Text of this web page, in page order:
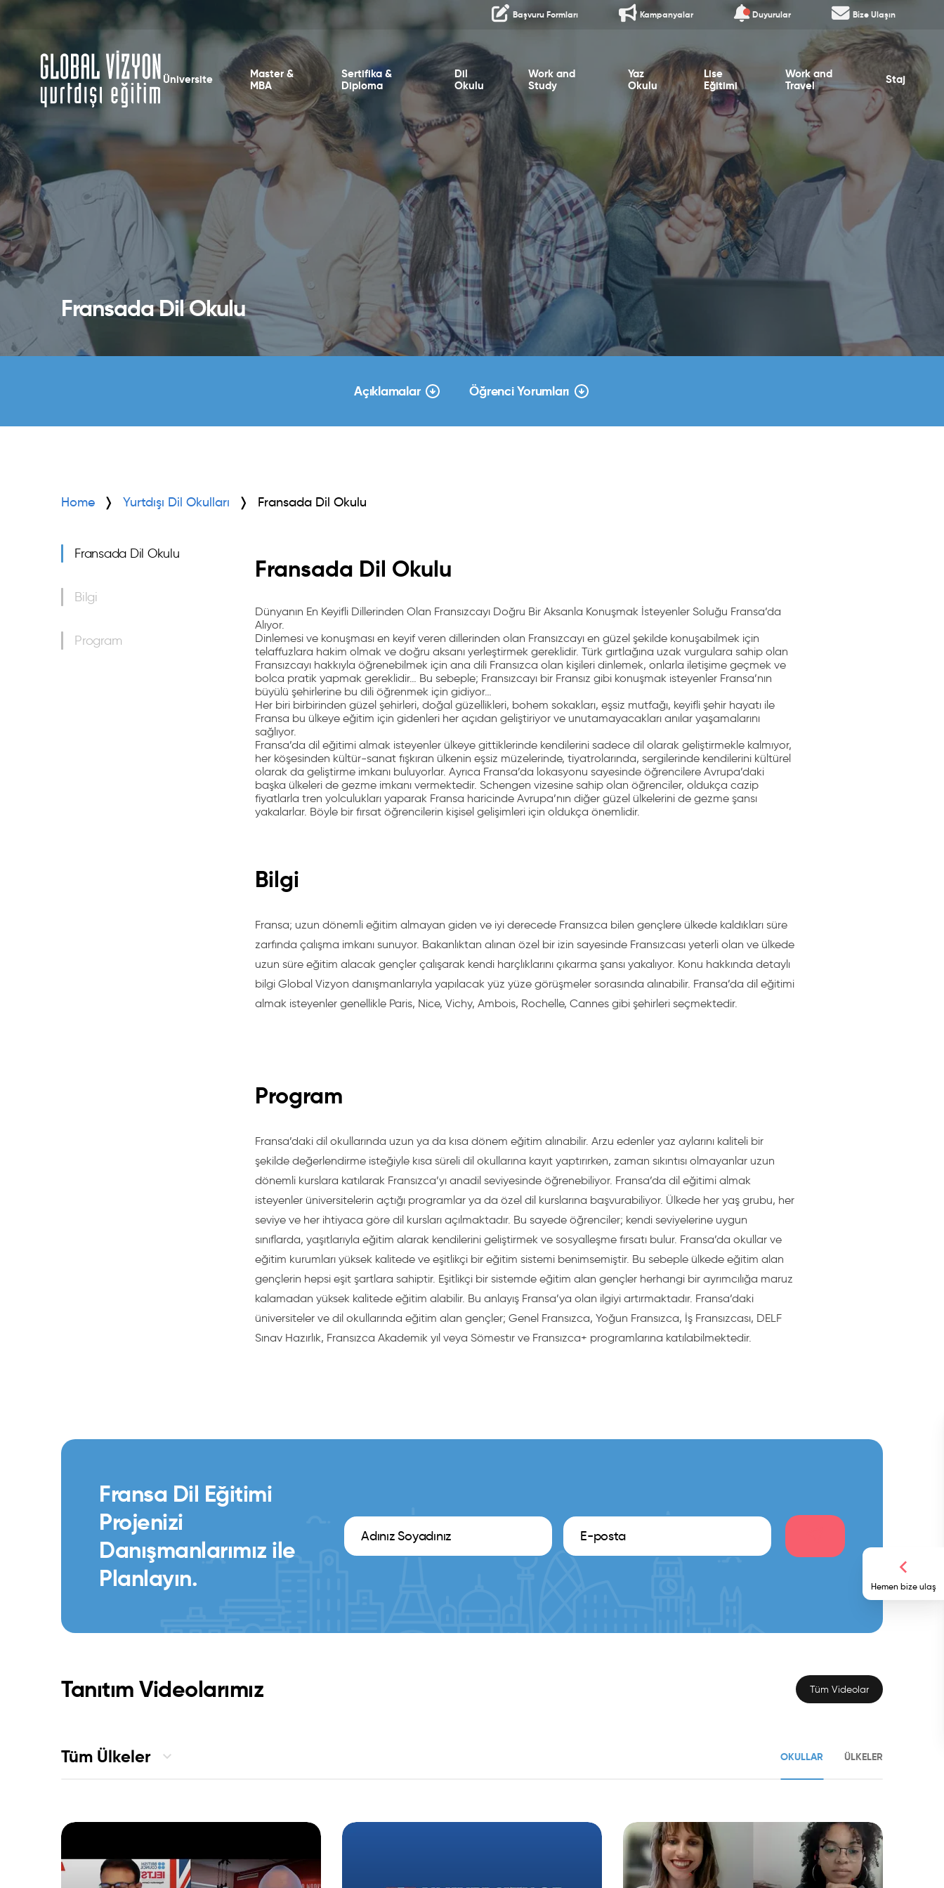
Bize Ulaşın
Duyurular
Kampanyalar
Başvuru Formları
Üniversite
Master &
MBA
Sertifika &
Diploma
Dil
Okulu
Work and
Study
Yaz
Okulu
Lise
Eğitimi
Work and
Travel
Staj
Hemen bize ulaş
Fransada Dil Okulu
Açıklamalar Öğrenci Yorumları
Home Yurtdışı Dil Okulları Fransada Dil Okulu
Fransada Dil Okulu
Bilgi
Program
Fransada Dil Okulu
Dünyanın En Keyifli Dillerinden Olan Fransızcayı Doğru Bir Aksanla Konuşmak İsteyenler Soluğu Fransa’da
Alıyor.
Dinlemesi ve konuşması en keyif veren dillerinden olan Fransızcayı en güzel şekilde konuşabilmek için
telaffuzlara hakim olmak ve doğru aksanı yerleştirmek gereklidir. Türk gırtlağına uzak vurgulara sahip olan
Fransızcayı hakkıyla öğrenebilmek için ana dili Fransızca olan kişileri dinlemek, onlarla iletişime geçmek ve
bolca pratik yapmak gereklidir… Bu sebeple; Fransızcayı bir Fransız gibi konuşmak isteyenler Fransa’nın
büyülü şehirlerine bu dili öğrenmek için gidiyor…
Her biri birbirinden güzel şehirleri, doğal güzellikleri, bohem sokakları, eşsiz mutfağı, keyifli şehir hayatı ile
Fransa bu ülkeye eğitim için gidenleri her açıdan geliştiriyor ve unutamayacakları anılar yaşamalarını
sağlıyor.
Fransa’da dil eğitimi almak isteyenler ülkeye gittiklerinde kendilerini sadece dil olarak geliştirmekle kalmıyor,
her köşesinden kültür-sanat fışkıran ülkenin eşsiz müzelerinde, tiyatrolarında, sergilerinde kendilerini kültürel
olarak da geliştirme imkanı buluyorlar. Ayrıca Fransa’da lokasyonu sayesinde öğrencilere Avrupa’daki
başka ülkeleri de gezme imkanı vermektedir. Schengen vizesine sahip olan öğrenciler, oldukça cazip
fiyatlarla tren yolculukları yaparak Fransa haricinde Avrupa’nın diğer güzel ülkelerini de gezme şansı
yakalarlar. Böyle bir fırsat öğrencilerin kişisel gelişimleri için oldukça önemlidir.
Bilgi
Fransa; uzun dönemli eğitim almayan giden ve iyi derecede Fransızca bilen gençlere ülkede kaldıkları süre
zarfında çalışma imkanı sunuyor. Bakanlıktan alınan özel bir izin sayesinde Fransızcası yeterli olan ve ülkede
uzun süre eğitim alacak gençler çalışarak kendi harçlıklarını çıkarma şansı yakalıyor. Konu hakkında detaylı
bilgi Global Vizyon danışmanlarıyla yapılacak yüz yüze görüşmeler sorasında alınabilir. Fransa’da dil eğitimi
almak isteyenler genellikle Paris, Nice, Vichy, Ambois, Rochelle, Cannes gibi şehirleri seçmektedir.
Program
Fransa’daki dil okullarında uzun ya da kısa dönem eğitim alınabilir. Arzu edenler yaz aylarını kaliteli bir
şekilde değerlendirme isteğiyle kısa süreli dil okullarına kayıt yaptırırken, zaman sıkıntısı olmayanlar uzun
dönemli kurslara katılarak Fransızca’yı anadil seviyesinde öğrenebiliyor. Fransa’da dil eğitimi almak
isteyenler üniversitelerin açtığı programlar ya da özel dil kurslarına başvurabiliyor. Ülkede her yaş grubu, her
seviye ve her ihtiyaca göre dil kursları açılmaktadır. Bu sayede öğrenciler; kendi seviyelerine uygun
sınıflarda, yaşıtlarıyla eğitim alarak kendilerini geliştirmek ve sosyalleşme fırsatı bulur. Fransa’da okullar ve
eğitim kurumları yüksek kalitede ve eşitlikçi bir eğitim sistemi benimsemiştir. Bu sebeple ülkede eğitim alan
gençlerin hepsi eşit şartlara sahiptir. Eşitlikçi bir sistemde eğitim alan gençler herhangi bir ayrımcılığa maruz
kalamadan yüksek kalitede eğitim alabilir. Bu anlayış Fransa’ya olan ilgiyi artırmaktadır. Fransa’daki
üniversiteler ve dil okullarında eğitim alan gençler; Genel Fransızca, Yoğun Fransızca, İş Fransızcası, DELF
Sınav Hazırlık, Fransızca Akademik yıl veya Sömestır ve Fransızca+ programlarına katılabilmektedir.
Fransa Dil Eğitimi
Projenizi
Danışmanlarımız ile
Planlayın.
Tanıtım Videolarımız Tüm Videolar
Tüm Ülkeler OKULLAR ÜLKELER